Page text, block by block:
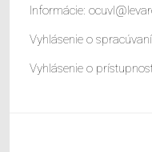
Informácie:
Vyhlásenie o
Vyhlásenie o